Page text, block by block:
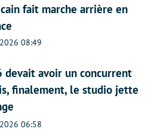
fait marche arrière en
08:49
devait avoir un concurrent
finalement, le studio jette
06:58